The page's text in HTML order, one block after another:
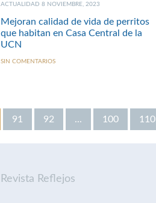
ACTUALIDAD 8 NOVIEMBRE, 2023
Mejoran calidad de vida de perritos
que habitan en Casa Central de la
UCN
SIN COMENTARIOS
91 92 ... 100 110
Revista Reflejos